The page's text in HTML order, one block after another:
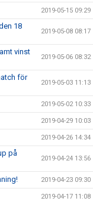
2019-05-15 09:29
18
2019-05-08 08:17
vinst
2019-05-06 08:32
för
2019-05-03 11:13
2019-05-02 10:33
2019-04-29 10:03
2019-04-26 14:34
på
2019-04-24 13:56
2019-04-23 09:30
2019-04-17 11:08